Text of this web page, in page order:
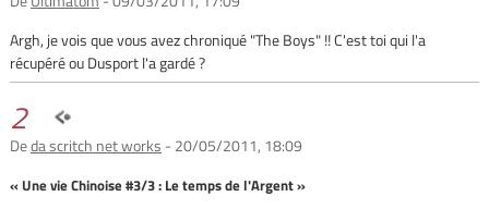
Argh, je vois que vous avez chroniqué "The Boys" !! C'est toi qui l'a
récupéré ou Dusport l'a gardé ?
2
Deda scritch net works - 20/05/2011, 18:09
« Une vie Chinoise #3/3 : Le temps de l'Argent »